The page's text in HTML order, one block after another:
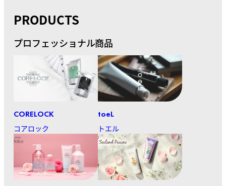
PRODUCTS
プロフェッショナル商品
CORELOCK
コアロック
toeL
トエル